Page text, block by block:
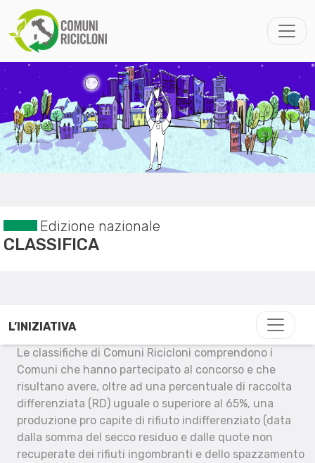
Edizione nazionale
CLASSIFICA
L’INIZIATIVA
Le classifiche di Comuni Ricicloni comprendono i
Comuni che hanno partecipato al concorso e che
risultano avere, oltre ad una percentuale di raccolta
differenziata (RD) uguale o superiore al 65%, una
produzione pro capite di rifiuto indifferenziato (data
dalla somma del secco residuo e dalle quote non
recuperate dei rifiuti ingombranti e dello spazzamento